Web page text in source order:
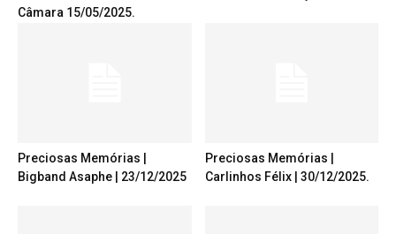
Câmara 15/05/2025.
Preciosas Memórias |
Bigband Asaphe | 23/12/2025
Preciosas Memórias |
Carlinhos Félix | 30/12/2025.